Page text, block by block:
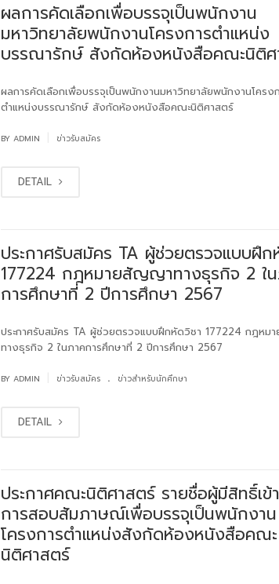
ผลการคัดเลือกเพื่อบรรจุเป็นพนักงาน
มหาวิทยาลัยพนักงานโครงการตำแหน่ง
บรรณารักษ์ สังกัดห้องหนังสือคณะนิติศ
ผลการคัดเลือกเพื่อบรรจุเป็นพนักงานมหาวิทยาลัยพนักงานโครง
ตำแหน่งบรรณารักษ์ สังกัดห้องหนังสือคณะนิติศาสตร์
BY ADMIN ข่าวรับสมัคร
DETAIL
ประกาศรับสมัคร TA ผู้ช่วยตรวจแบบฝึก
177224 กฎหมายสัญญาทางธุรกิจ 2 ใ
การศึกษาที่ 2 ปีการศึกษา 2567
ประกาศรับสมัคร TA ผู้ช่วยตรวจแบบฝึกหัดวิชา 177224 กฎหม
ทางธุรกิจ 2 ในภาคการศึกษาที่ 2 ปีการศึกษา 2567
BY ADMIN ข่าวรับสมัคร . ข่าวสำหรับนักศึกษา
DETAIL
ประกาศคณะนิติศาสตร์ รายชื่อผู้มีสิทธิ์เข้
การสอบสัมภาษณ์เพื่อบรรจุเป็นพนักงาน
โครงการตำแหน่งสังกัดห้องหนังสือคณะ
นิติศาสตร์